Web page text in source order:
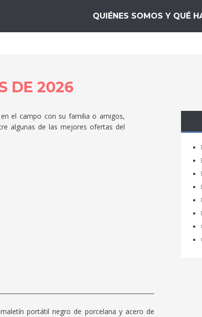
QUIÉNES SOMOS Y QUÉ
DE 2026
el campo con su familia o amigos,
algunas de las mejores ofertas del
portátil negro de porcelana y acero de